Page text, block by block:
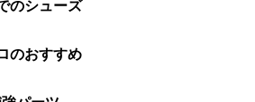
のシューズ
のおすすめ